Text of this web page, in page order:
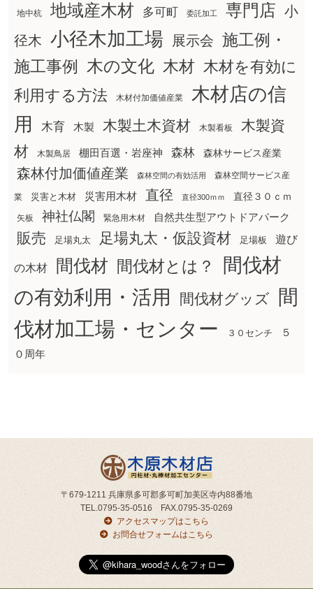
地中杭 地域産木材 多可町 委託加工 専門店 小
径木 小径木加工場 展示会 施工例・
施工事例
木の文化 木材 木材を有効に
利用する方法
木材付加価値産業
木材店の信
用
木育 木製 木製土木資材 木製看板
木製資
材
木製鳥居 棚田百選・岩座神 森林 森林サービス産業
森林付加価値産業 森林空間の有効活用 森林空間サービス産
業 災害と木材 災害用木材 直径 直径300ｍｍ 直径３０ｃｍ
矢板 神社仏閣 緊急用木材 自然共生型アウトドアパーク
販売 足場丸太 足場丸太・仮設資材 足場板 遊び
の木材 間伐材 間伐材とは？
間伐材
の有効利用・活用
間伐材グッズ
間
伐材加工場・センター
３０センチ
５
０周年
〒679-1211 兵庫県多可郡多可町加美区寺内88番地
TEL.0795-35-0516 FAX.0795-35-0269
アクセスマップはこちら
お問合せフォームはこちら